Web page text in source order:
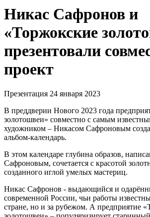
Никас Сафронов и
«Торжокские
презентовали
проект
Презентация 24 января 2023
В преддверии Нового 2023 года
золотошвеи» совместно с самым
художником – Никасом Сафроновым
альбом-календарь.
В этом календаре глубина образов,
Сафроновым, сочетается с красотой
созданного иглой умелых мастериц.
Никас Сафронов - выдающийся и
современной России, чьи работы
стране, но и за рубежом. А предприятие